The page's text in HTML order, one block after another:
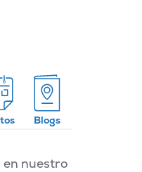
Blogs
en nuestro